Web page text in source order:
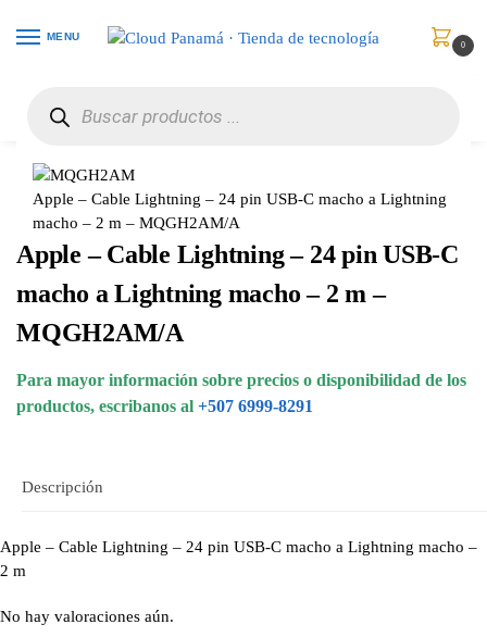
MENU
0
Apple – Cable Lightning – 24 pin USB-C macho a Lightning
macho – 2 m – MQGH2AM/A
Apple – Cable Lightning – 24 pin USB-C
macho a Lightning macho – 2 m –
MQGH2AM/A
Para mayor información sobre precios o disponibilidad de los
productos, escribanos al +507 6999-8291
Descripción
Apple – Cable Lightning – 24 pin USB-C macho a Lightning macho –
2 m
No hay valoraciones aún.